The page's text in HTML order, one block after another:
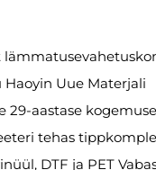
Uue Materjali
29-aastase
tehas
DTF ja PET